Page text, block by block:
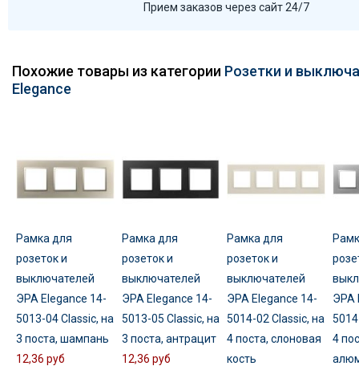
Прием заказов через сайт 24/7
Похожие товары из категории Розетки и
Elegance
Рамка для
розеток и
выключателей
ЭРА Elegance 14-
5013-04 Classic, на
3 поста, шампань
12,36 руб
Рамка для
розеток и
выключателей
ЭРА Elegance 14-
5013-05 Classic, на
3 поста, антрацит
12,36 руб
Рамка для
розеток и
выключателей
ЭРА Elegance 14-
5014-02 Classic, на
4 поста, слоновая
кость
ЭРА
4